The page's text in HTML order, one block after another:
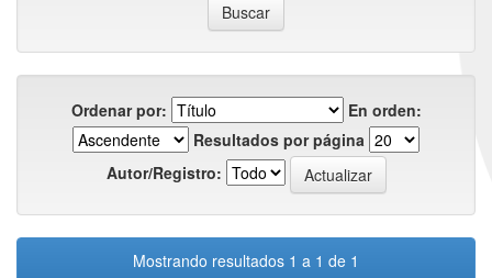
Ordenar por:
En orden:
Resultados por página
Autor/Registro:
Mostrando resultados 1 a 1 de 1